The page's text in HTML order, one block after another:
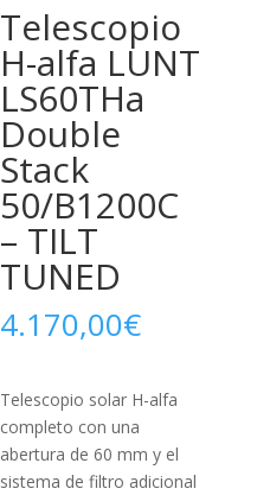
Telescopio
H-alfa LUNT
LS60THa
Double
Stack
50/B1200C
– TILT
TUNED
4.170,00€
Telescopio solar H-alfa
completo con una
abertura de 60 mm y el
sistema de filtro adicional